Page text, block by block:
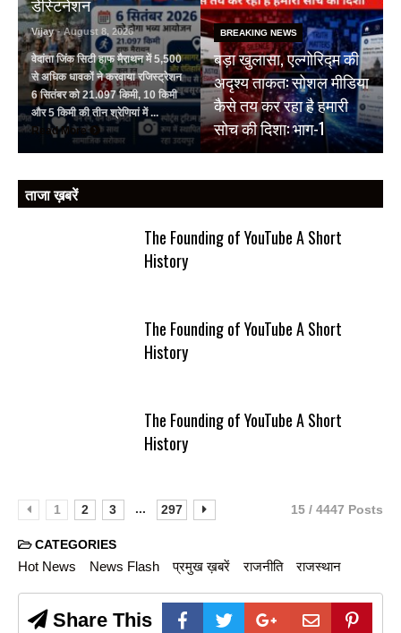
Vijay - August 8, 2026
वेदांता जिंक सिटी हाफ मैराथन में 5,500
से अधिक धावकों ने करवाया रजिस्ट्रेशन
6 सितंबर को 21.097 किमी, 10 किमी
और 5 किमी की तीन श्रेणियां में ...
Read More
BREAKING NEWS
बड़ा खुलासा, एल्गोरिद्म की
अदृश्य ताकत: सोशल मीडिया
कैसे तय कर रहा है हमारी
सोच की दिशा: भाग-1
ताजा ख़बरें
The Founding of YouTube A Short
History
The Founding of YouTube A Short
History
The Founding of YouTube A Short
History
1 2 3 ... 297 15 / 4447 Posts
CATEGORIES
Hot News News Flash प्रमुख ख़बरें राजनीति राजस्थान
Share This